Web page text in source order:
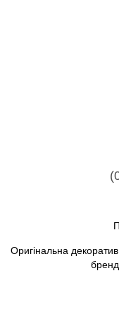
Оригінальна